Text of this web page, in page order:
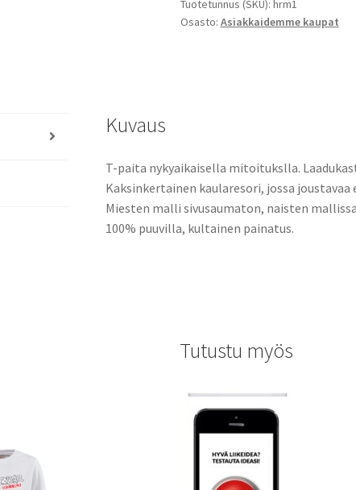
Tuotetunnus (SKU): hrm1
Osasto: Asiakkaidemme kaupat
Kuvaus
T-paita nykyaikaisella mitoitukslla.
Kaksinkertainen kaularesori, jossa joustavaa
Miesten malli sivusaumaton, naisten
100% puuvilla, kultainen painatus.
Tutustu myös